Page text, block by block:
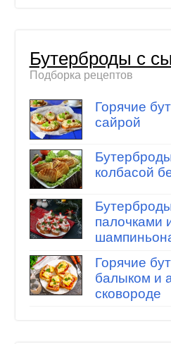
Бутерброды с
Подборка рецептов
Горячие
сайрой
колбасой
палочками
Горячие
балыком и
сковороде